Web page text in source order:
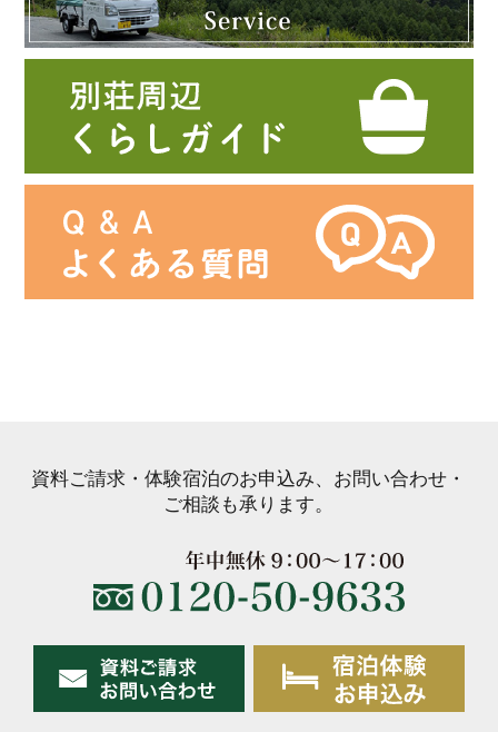
資料ご請求・体験宿泊のお申込み、お問い合わせ・
ご相談も承ります。